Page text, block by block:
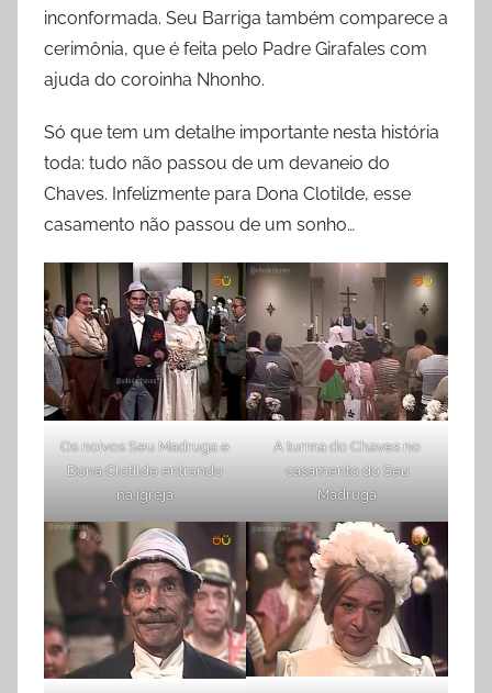
inconformada. Seu Barriga também comparece a
cerimônia, que é feita pelo Padre Girafales com
ajuda do coroinha Nhonho.
Só que tem um detalhe importante nesta história
toda: tudo não passou de um devaneio do
Chaves. Infelizmente para Dona Clotilde, esse
casamento não passou de um sonho…
Os noivos Seu Madruga e
Dona Clotilde entrando
na igreja
A turma do Chaves no
casamento do Seu
Madruga